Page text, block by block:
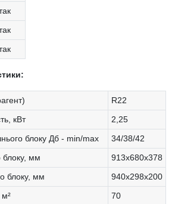
R22
кВт
2,25
блоку Дб - min/max
34/38/42
блоку, мм
913x680x378
блоку, мм
940x298x200
м²
70